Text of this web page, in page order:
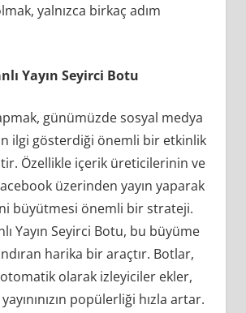
yalnızca birkaç adım
Yayın Seyirci Botu
günümüzde sosyal medya
ilgi gösterdiği önemli bir etkinlik
Özellikle içerik üreticilerinin ve
üzerinden yayın yaparak
büyütmesi önemli bir strateji.
Yayın Seyirci Botu, bu büyüme
harika bir araçtır. Botlar,
otomatik olarak izleyiciler ekler,
popülerliği hızla artar.